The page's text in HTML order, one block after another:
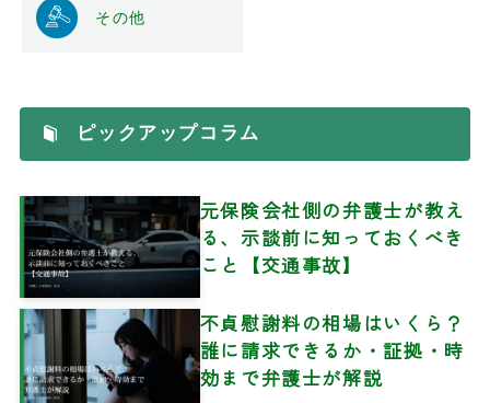
その他
ピックアップコラム
元保険会社側の弁護士が教え
る、示談前に知っておくべき
こと【交通事故】
不貞慰謝料の相場はいくら？
誰に請求できるか・証拠・時
効まで弁護士が解説